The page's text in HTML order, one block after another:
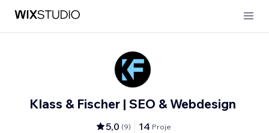
Klass & Fischer | SEO & Webdesign
5,0 (9) 14 Proje